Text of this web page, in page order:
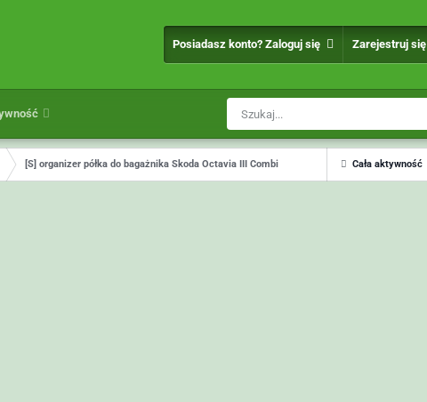
Posiadasz konto? Zaloguj się Zarejestruj się
Cała aktywność
[S] organizer półka do bagażnika Skoda Octavia III Combi